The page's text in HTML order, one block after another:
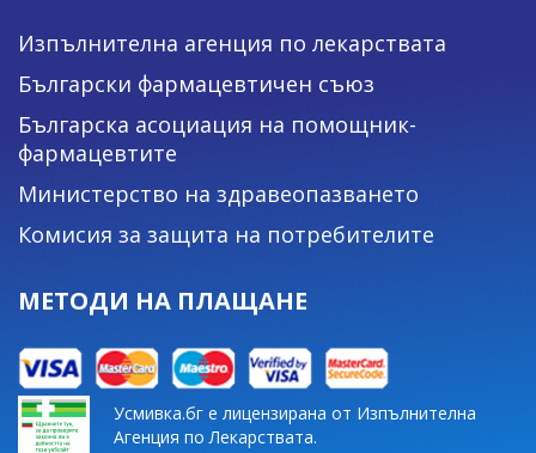
Изпълнителна агенция по лекарствата
Български фармацевтичен съюз
Българска асоциация на помощник-
фармацевтите
Министерство на здравеопазването
Комисия за защита на потребителите
МЕТОДИ НА ПЛАЩАНЕ
Усмивка.бг е лицензирана от Изпълнителна
Агенция по Лекарствата.